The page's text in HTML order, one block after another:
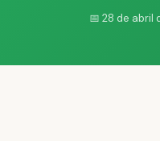
📅 28 de abril